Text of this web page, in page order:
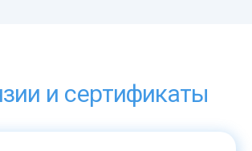
и сертификаты